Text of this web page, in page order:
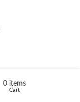
0 items
Cart